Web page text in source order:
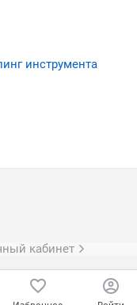
инструмента
кабинет